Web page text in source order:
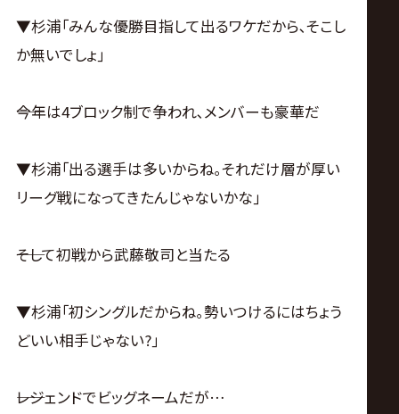
▼杉浦｢みんな優勝目指して出るワケだから､そこし
か無いでしょ｣
――今年は4ブロック制で争われ､メンバーも豪華だ
▼杉浦｢出る選手は多いからね｡それだけ層が厚い
リーグ戦になってきたんじゃないかな｣
――そして初戦から武藤敬司と当たる
▼杉浦｢初シングルだからね｡勢いつけるにはちょう
どいい相手じゃない?｣
――レジェンドでビッグネームだが…